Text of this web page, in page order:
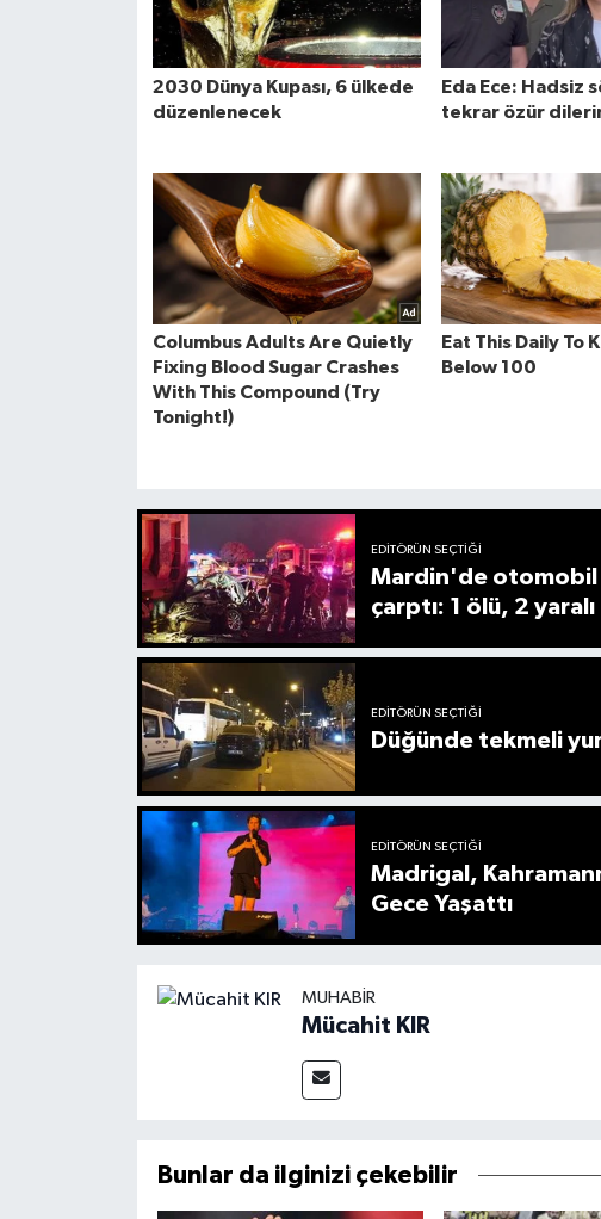
EDITÖRÜN SEÇTIĞI
Mardin'de otomobil
çarptı: 1 ölü, 2 yaralı
EDITÖRÜN SEÇTIĞI
Düğünde tekmeli
EDITÖRÜN SEÇTIĞI
Madrigal,
Gece Yaşattı
MUHABIR
Mücahit KIR
Bunlar da ilginizi çekebilir